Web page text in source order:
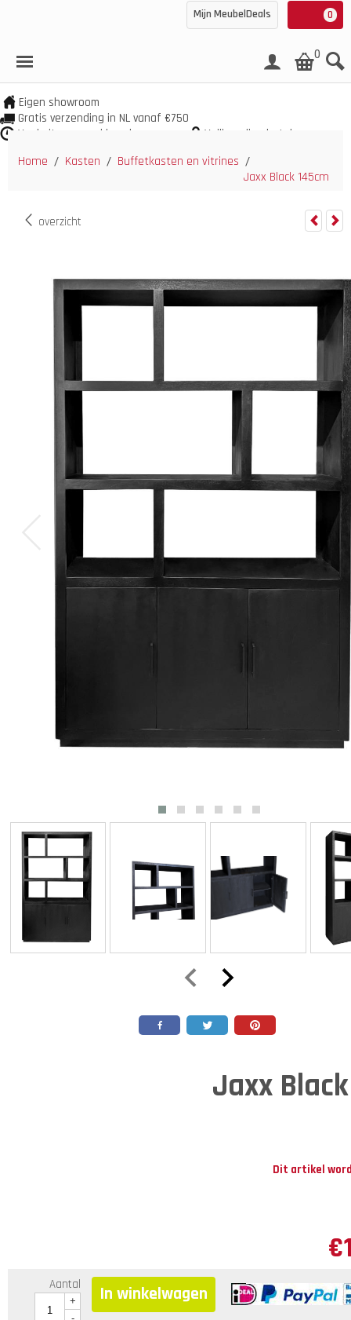
0
Mijn MeubelDeals
0
Eigen showroom
Gratis verzending in NL vanaf €750
Veel uit voorraad leverbaar
Veilig online betalen
Home / Kasten / Buffetkasten en vitrines /
Jaxx Black 145cm
overzicht
Jaxx
Dit artikel
€
Aantal
+
In winkelwagen